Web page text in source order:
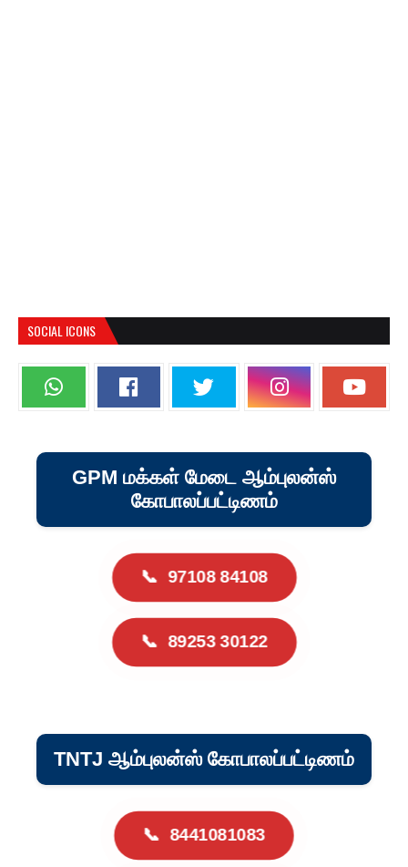
SOCIAL ICONS
GPM மக்கள் மேடை ஆம்புலன்ஸ்
கோபாலப்பட்டிணம்
📞 97108 84108
📞 89253 30122
TNTJ ஆம்புலன்ஸ் கோபாலப்பட்டிணம்
📞 8441081083